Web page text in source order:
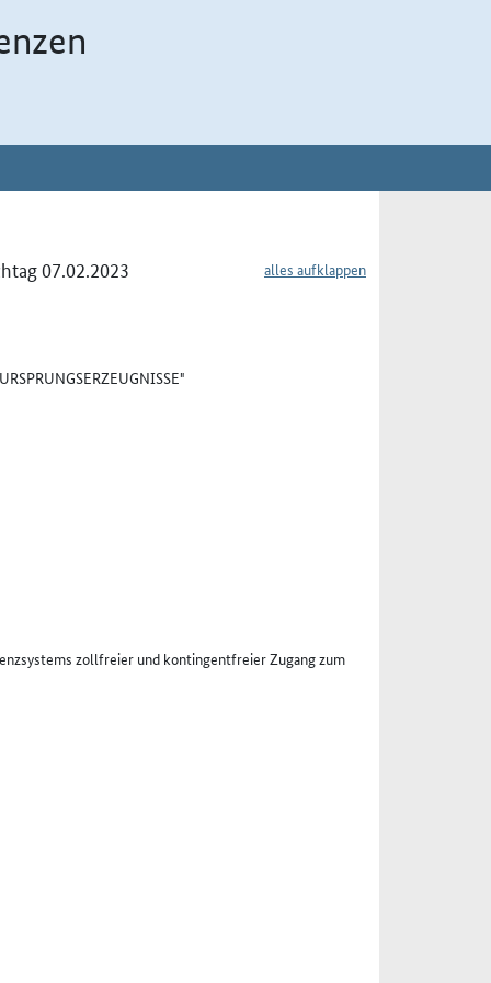
alles aufklappen
07.02.2023
zollfreier und kontingentfreier Zugang zum